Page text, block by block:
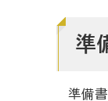
準
準備